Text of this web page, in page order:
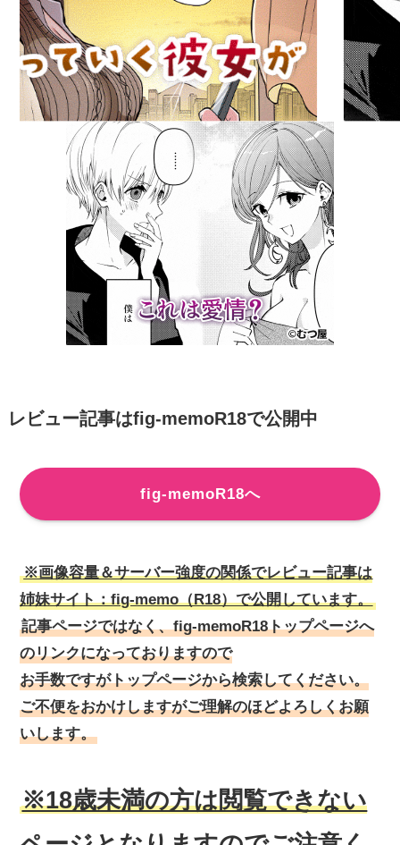
レビュー記事はfig-memoR18で公開中
fig-memoR18へ
※画像容量＆サーバー強度の関係でレビュー記事は
姉妹サイト：fig-memo（R18）で公開しています。
記事ページではなく、fig-memoR18トップページへ
のリンクになっておりますので
お手数ですがトップページから検索してください。
ご不便をおかけしますがご理解のほどよろしくお願
いします。
※18歳未満の方は閲覧できない